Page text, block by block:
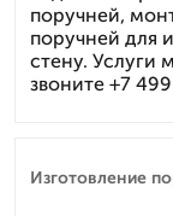
поручней,
поручней для
стену. Услуги
звоните +7
Изготовление